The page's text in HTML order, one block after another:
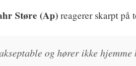
Støre (Ap)reagerer skarpt på
og hører ikke